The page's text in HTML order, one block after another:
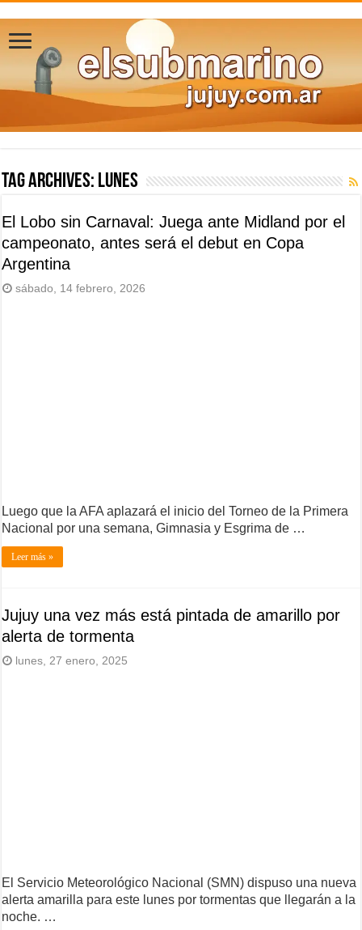
Tag Archives: lunes
El Lobo sin Carnaval: Juega ante Midland por el
campeonato, antes será el debut en Copa
Argentina
sábado, 14 febrero, 2026
Luego que la AFA aplazará el inicio del Torneo de la Primera
Nacional por una semana, Gimnasia y Esgrima de …
Leer más »
Jujuy una vez más está pintada de amarillo por
alerta de tormenta
lunes, 27 enero, 2025
El Servicio Meteorológico Nacional (SMN) dispuso una nueva
alerta amarilla para este lunes por tormentas que llegarán a la
noche. …